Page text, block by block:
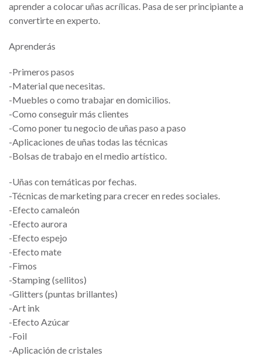
aprender a colocar uñas acrílicas. Pasa de ser principiante a
convertirte en experto.
Aprenderás
-Primeros pasos
-Material que necesitas.
-Muebles o como trabajar en domicilios.
-Como conseguir más clientes
-Como poner tu negocio de uñas paso a paso
-Aplicaciones de uñas todas las técnicas
-Bolsas de trabajo en el medio artístico.
-Uñas con temáticas por fechas.
-Técnicas de marketing para crecer en redes sociales.
-Efecto camaleón
-Efecto aurora
​-Efecto espejo
-Efecto mate
-Fimos
-Stamping (sellitos)
-Glitters (puntas brillantes)
​-Art ink
-Efecto Azúcar
-Foil
-Aplicación de cristales